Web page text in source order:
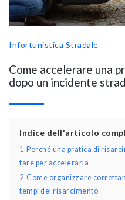
Infortunistica Stradale
Come accelerare una
dopo un incidente
Indice dell'articolo
1
Perché una pratica di
fare per accelerarla
2 Come organizzare
tempi del risarcimento